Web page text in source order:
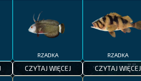
RZADKA
CZYTAJ WIĘCEJ
RZADKA
CZYTAJ WIĘCEJ